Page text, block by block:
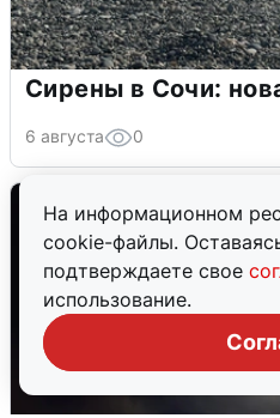
На информационном
cookie-файлы.
подтверждаете свое
использование.
Сирены в Сочи:
6 августа 0